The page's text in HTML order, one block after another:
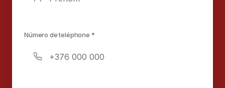
Número de teléphone *